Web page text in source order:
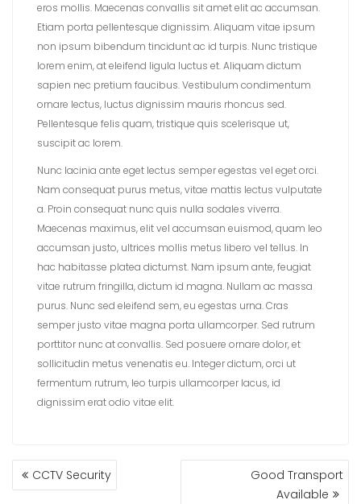
eros mollis. Maecenas convallis sit amet elit ac accumsan.
Etiam porta pellentesque dignissim. Aliquam vitae ipsum
non ipsum bibendum tincidunt ac id turpis. Nunc tristique
lorem enim, at eleifend ligula luctus et. Aliquam dictum
sapien nec pretium faucibus. Vestibulum condimentum
ornare lectus, luctus dignissim mauris rhoncus sed.
Pellentesque felis quam, tristique quis scelerisque ut,
suscipit ac lorem.
Nunc lacinia ante eget lectus semper egestas vel eget orci.
Nam consequat purus metus, vitae mattis lectus vulputate
a. Proin consequat nunc quis nulla sodales viverra.
Maecenas maximus, elit vel accumsan euismod, quam leo
accumsan justo, ultrices mollis metus libero vel tellus. In
hac habitasse platea dictumst. Nam ipsum ante, feugiat
vitae rutrum fringilla, dictum id magna. Nullam ac massa
purus. Nunc sed eleifend sem, eu egestas urna. Cras
semper justo vitae magna porta ullamcorper. Sed rutrum
porttitor nunc at convallis. Sed posuere ornare dolor, et
sollicitudin metus venenatis eu. Integer dictum, orci ut
fermentum rutrum, leo turpis ullamcorper lacus, id
dignissim erat odio vitae elit.
POST
NAVIGATION
CCTV Security
Good Transport
Available